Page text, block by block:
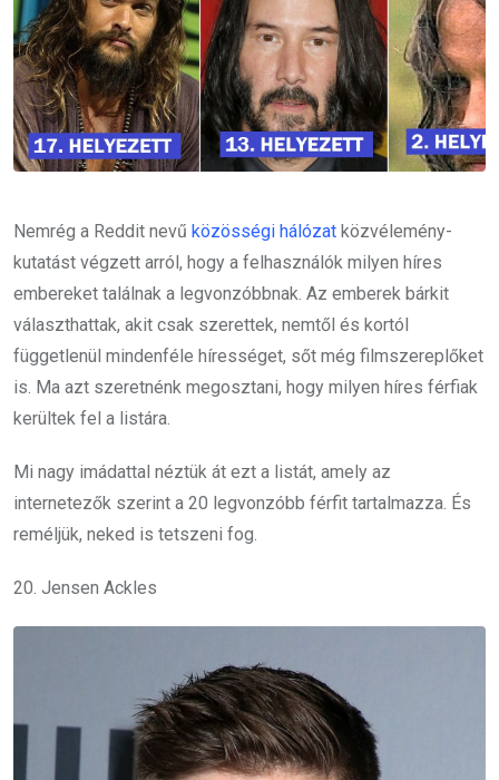
Nemrég a Reddit nevű közösségi hálózat közvélemény-
kutatást végzett arról, hogy a felhasználók milyen híres
embereket találnak a legvonzóbbnak. Az emberek bárkit
választhattak, akit csak szerettek, nemtől és kortól
függetlenül mindenféle hírességet, sőt még filmszereplőket
is. Ma azt szeretnénk megosztani, hogy milyen híres férfiak
kerültek fel a listára.
Mi nagy imádattal néztük át ezt a listát, amely az
internetezők szerint a 20 legvonzóbb férfit tartalmazza. És
reméljük, neked is tetszeni fog.
20. Jensen Ackles